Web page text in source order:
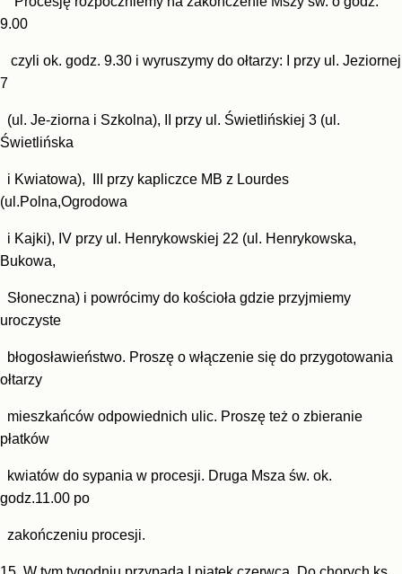
9.00
czyli ok. godz. 9.30 i wyruszymy do ołtarzy: I przy ul. Jeziornej
7
(ul. Je-ziorna i Szkolna), II przy ul. Świetlińskiej 3 (ul.
Świetlińska
i Kwiatowa), III przy kapliczce MB z Lourdes
(ul.Polna,Ogrodowa
i Kajki), IV przy ul. Henrykowskiej 22 (ul. Henrykowska,
Bukowa,
Słoneczna) i powrócimy do kościoła gdzie przyjmiemy
uroczyste
błogosławieństwo. Proszę o włączenie się do przygotowania
ołtarzy
mieszkańców odpowiednich ulic. Proszę też o zbieranie
płatków
kwiatów do sypania w procesji. Druga Msza św. ok.
godz.11.00 po
zakończeniu procesji.